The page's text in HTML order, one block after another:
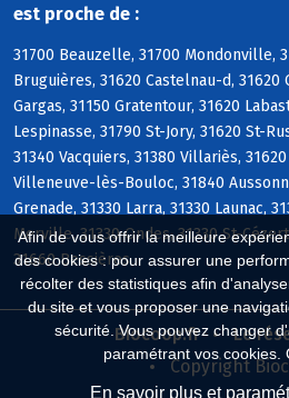
Afin de vous offrir la meilleure
des cookies : pour assurer une
récolter des statistiques afin
du site et vous proposer une
sécurité. Vous pouvez changer
paramétrant vos cookies.
En savoir plus et
est proche de :
31700 Beauzelle, 31700 Mondonville,
Bruguières, 31620 Castelnau-d, 31620
Gargas, 31150 Gratentour, 31620
Lespinasse, 31790 St-Jory, 31620 St-
31340 Vacquiers, 31380 Villariès,
Villeneuve-lès-Bouloc, 31840
Grenade, 31330 Larra, 31330 Launac,
Merville, 31330 Ondes, 31330 St-
31660 Bessières
Biocoop.fr
Le
Copyright